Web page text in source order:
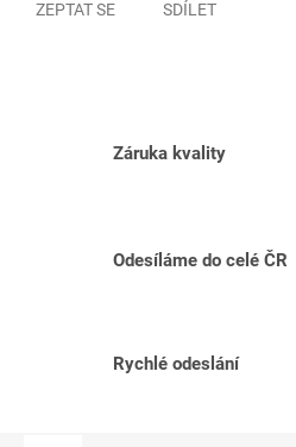
ZEPTAT SE SDÍLET
Záruka kvality
Odesíláme do celé ČR
Rychlé odeslání